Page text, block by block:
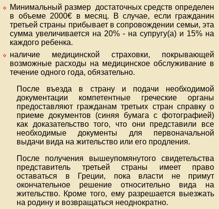
Минимальный размер достаточных средств определен
в объеме 2000€ в месяц. В случае, если гражданин
третьей страны прибывает в сопровождении семьи, эта
сумма увеличивается на 20% - на супругу(а) и 15% на
каждого ребенка.
наличие медицинской страховки, покрывающей
возможные расходы на медицинское обслуживание в
течение одного года, обязательно.
После въезда в страну и подачи необходимой
документации компетентные греческие органы
предоставляют гражданам третьих стран справку о
приеме документов (синяя бумага с фотографией)
как доказательство того, что они представили все
необходимые документы для первоначальной
выдачи вида на жительство или его продления.
После получения вышеупомянутого свидетельства
представитель третьей страны имеет право
оставаться в Греции, пока власти не примут
окончательное решение относительно вида на
жительство. Кроме того, ему разрешается выезжать
на родину и возвращаться неоднократно.